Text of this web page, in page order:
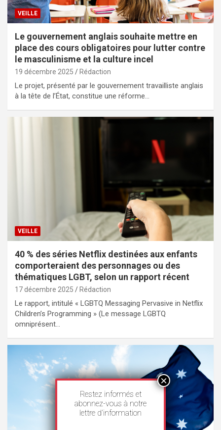
VEILLE
Le gouvernement anglais souhaite mettre en
place des cours obligatoires pour lutter contre
le masculinisme et la culture incel
19 décembre 2025 Rédaction
Le projet, présenté par le gouvernement travailliste anglais
à la tête de l’État, constitue une réforme…
VEILLE
40 % des séries Netflix destinées aux enfants
comporteraient des personnages ou des
thématiques LGBT, selon un rapport récent
17 décembre 2025 Rédaction
Le rapport, intitulé « LGBTQ Messaging Pervasive in Netflix
Children’s Programming » (Le message LGBTQ
omniprésent…
Restez informés et
abonnez-vous à notre
lettre d’information